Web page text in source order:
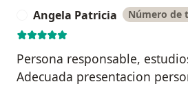
Angela Patricia Número de
Persona responsable,
Adecuada presentacion